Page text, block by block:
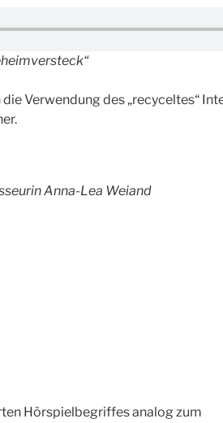
Verwendung des „recyceltes“
Anna-Lea Weiand
Hörspielbegriffes analog zum